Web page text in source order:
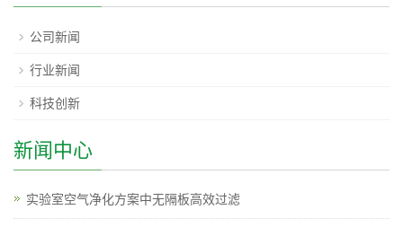
公司新闻
行业新闻
科技创新
新闻中心
实验室空气净化方案中无隔板高效过滤